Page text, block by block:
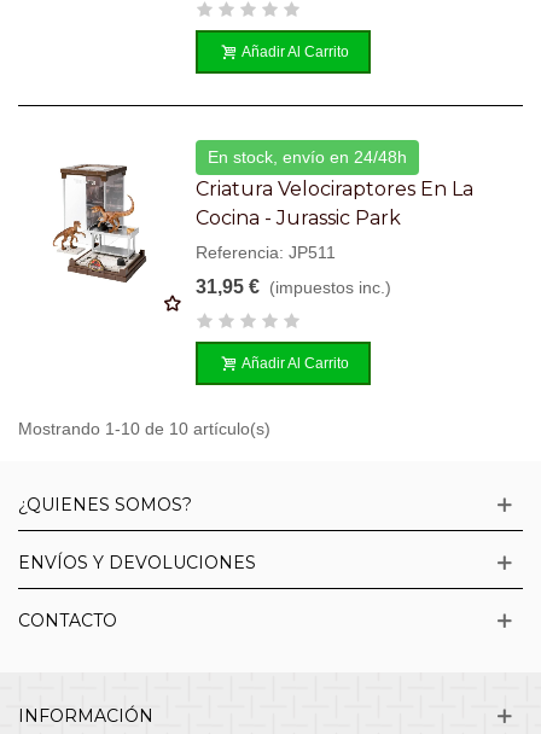
Añadir Al Carrito
En stock, envío en 24/48h
Criatura Velociraptores En La
Cocina - Jurassic Park
Referencia: JP511
31,95 € (impuestos inc.)
Añadir Al Carrito
Mostrando 1-10 de 10 artículo(s)
¿QUIENES SOMOS?
ENVÍOS Y DEVOLUCIONES
CONTACTO
INFORMACIÓN